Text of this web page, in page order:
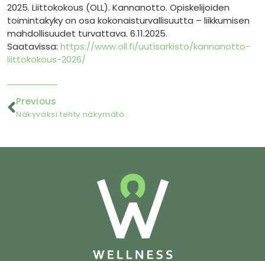
2025. Liittokokous (OLL). Kannanotto. Opiskelijoiden
toimintakyky on osa kokonaisturvallisuutta – liikkumisen
mahdollisuudet turvattava. 6.11.2025.
Saatavissa: https://www.oll.fi/uutisarkisto/kannanotto-
liittokokous-2026/
Previous
Näkyväksi tehty näkymätön työ: AMK-oppimisympäristöt opiskelijoiden valmistumisen mahdollistajana